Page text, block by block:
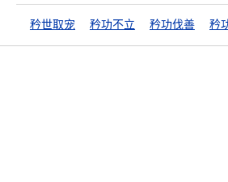
矜世取宠 矜功不立 矜功伐善 矜